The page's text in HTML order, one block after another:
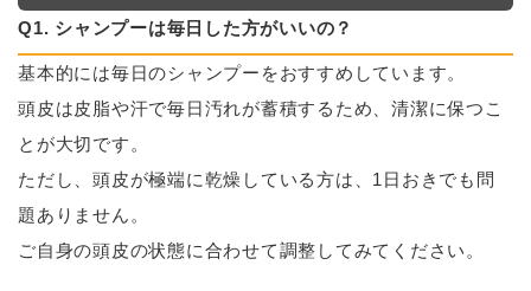
Q1. シャンプーは毎日した方がいいの？
基本的には毎日のシャンプーをおすすめしています。
頭皮は皮脂や汗で毎日汚れが蓄積するため、清潔に保つこ
とが大切です。
ただし、頭皮が極端に乾燥している方は、1日おきでも問
題ありません。
ご自身の頭皮の状態に合わせて調整してみてください。